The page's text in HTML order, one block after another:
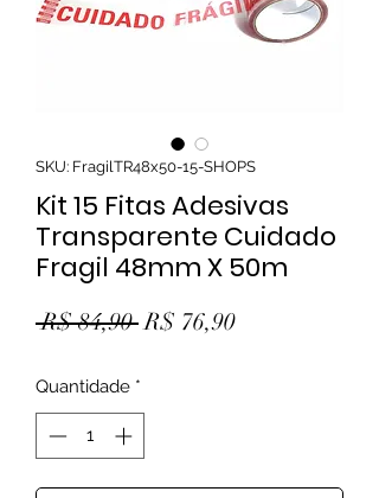
SKU: FragilTR48x50-15-SHOPS
Kit 15 Fitas Adesivas
Transparente Cuidado
Fragil 48mm X 50m
R$ 84,90 Preço normal
R$ 76,90Preço
Quantidade *